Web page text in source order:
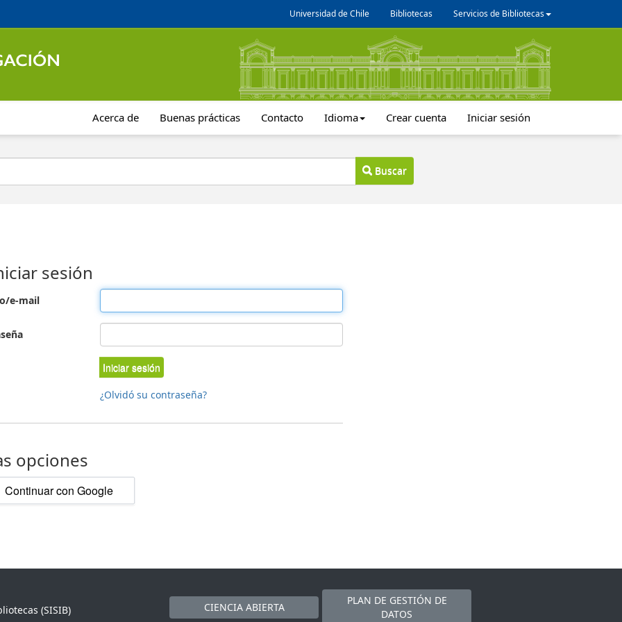
Universidad de Chile Bibliotecas Servicios de Bibliotecas
Acerca de Buenas prácticas Contacto Idioma Crear cuenta Iniciar sesión
Buscar
sesión
e-mail
Iniciar sesión
¿Olvidó su contraseña?
opciones
Continuar con Google
(SISIB)
CIENCIA ABIERTA
PLAN DE GESTIÓN DE
DATOS